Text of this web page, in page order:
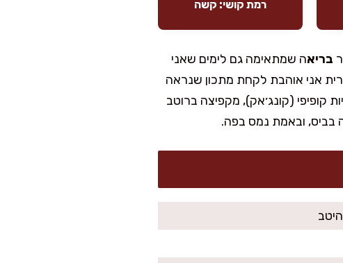
רמת קושי: קשה
בריאה שמתאימה גם לימים שאני
אני אוהבת לקחת מתכון שנראה
קופיפי (קונג׳אק), מקפיצה ברוטב
בביס, ובאמת נמס בפה.